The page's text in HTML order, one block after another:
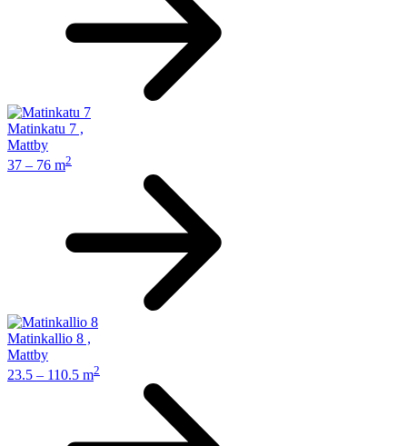
Matinkatu 7 ,
Mattby
37 – 76 m2
Matinkallio 8 ,
Mattby
23.5 – 110.5 m2